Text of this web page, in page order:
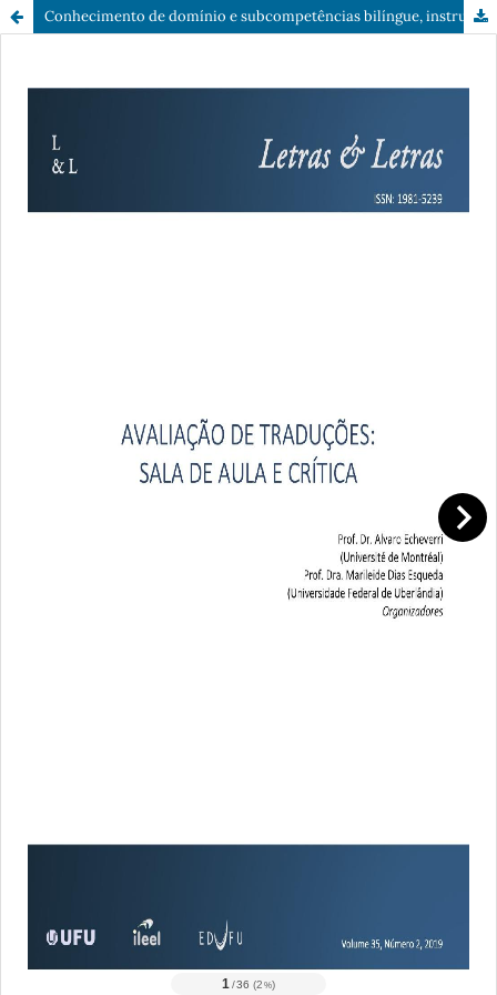
Conhecimento de domínio e subcompetências bilíngue, instrumental e conhecimento sobre tradução na avaliação de qualidade de traduções de manuais de instrução